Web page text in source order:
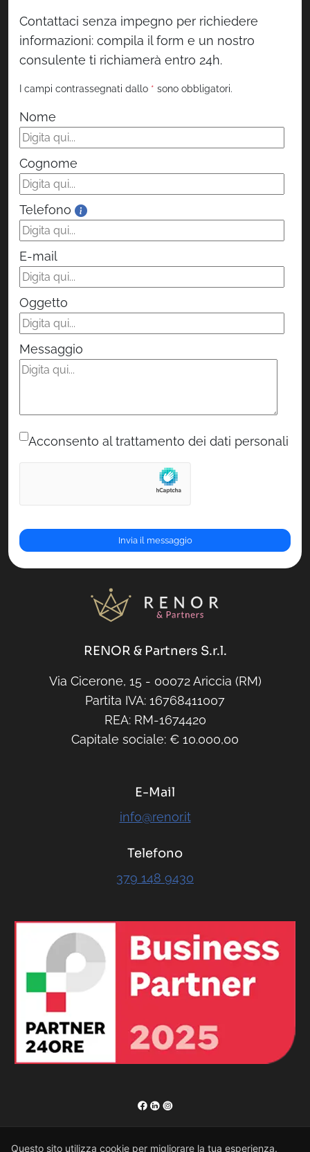
Questo sito utilizza cookie per migliorare la tua esperienza.
RENOR & Partners S.r.l.
Via Cicerone, 15 - 00072 Ariccia (RM)
Partita IVA: 16768411007
REA: RM-1674420
Capitale sociale: € 10.000,00
E-Mail
info@renor.it
Telefono
379 148 9430
Contattaci senza impegno per richiedere
informazioni: compila il form e un nostro
consulente ti richiamerà entro 24h.
I campi contrassegnati dallo * sono obbligatori.
Nome
Cognome
Telefono
E-mail
Oggetto
Messaggio
Acconsento al trattamento dei dati personali
RENOR & Partners S.r.l.